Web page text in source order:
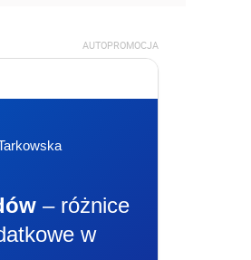
AUTOPROMOCJA
– różnice
w